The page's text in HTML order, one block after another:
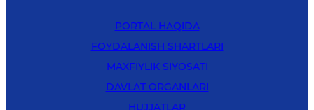
PORTAL HAQIDA
FOYDALANISH SHARTLARI
MAXFIYLIK SIYOSATI
DAVLAT ORGANLARI
HUJJATLAR